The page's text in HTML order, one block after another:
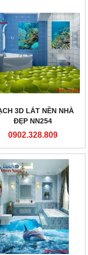
3D LÁT NỀN NHÀ
ĐẸP NN254
0902.328.809